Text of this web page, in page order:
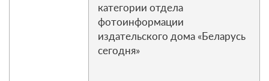
категории отдела
фотоинформации
издательского дома «Беларусь
сегодня»